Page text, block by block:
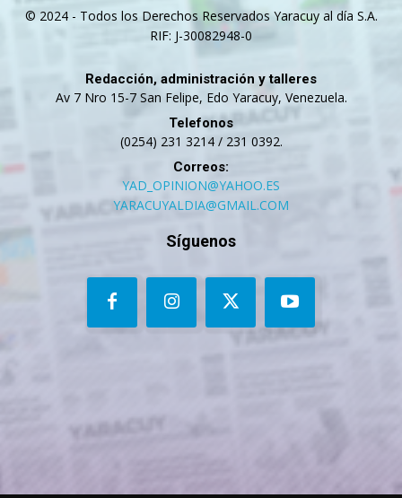
© 2024 - Todos los Derechos Reservados Yaracuy al día S.A.
RIF: J-30082948-0
Redacción, administración y talleres
Av 7 Nro 15-7 San Felipe, Edo Yaracuy, Venezuela.
Telefonos
(0254) 231 3214 / 231 0392.
Correos:
YAD_OPINION@YAHOO.ES
YARACUYALDIA@GMAIL.COM
Síguenos